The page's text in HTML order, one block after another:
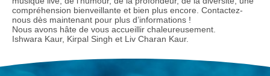
compréhension bienveillante et bien plus encore. Contactez-
nous dès maintenant pour plus d’informations !
Nous avons hâte de vous accueillir chaleureusement.
Ishwara Kaur, Kirpal Singh et Liv Charan Kaur.